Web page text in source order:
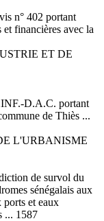
n° 402 portant
financières avec la
ET DE
D.A.C. portant
de Thiès ...
L'URBANISME
de survol du
sénégalais aux
ports et eaux
... 1587